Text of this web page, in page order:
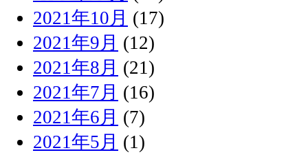
2021年10月 (17)
2021年9月 (12)
2021年8月 (21)
2021年7月 (16)
2021年6月 (7)
2021年5月 (1)